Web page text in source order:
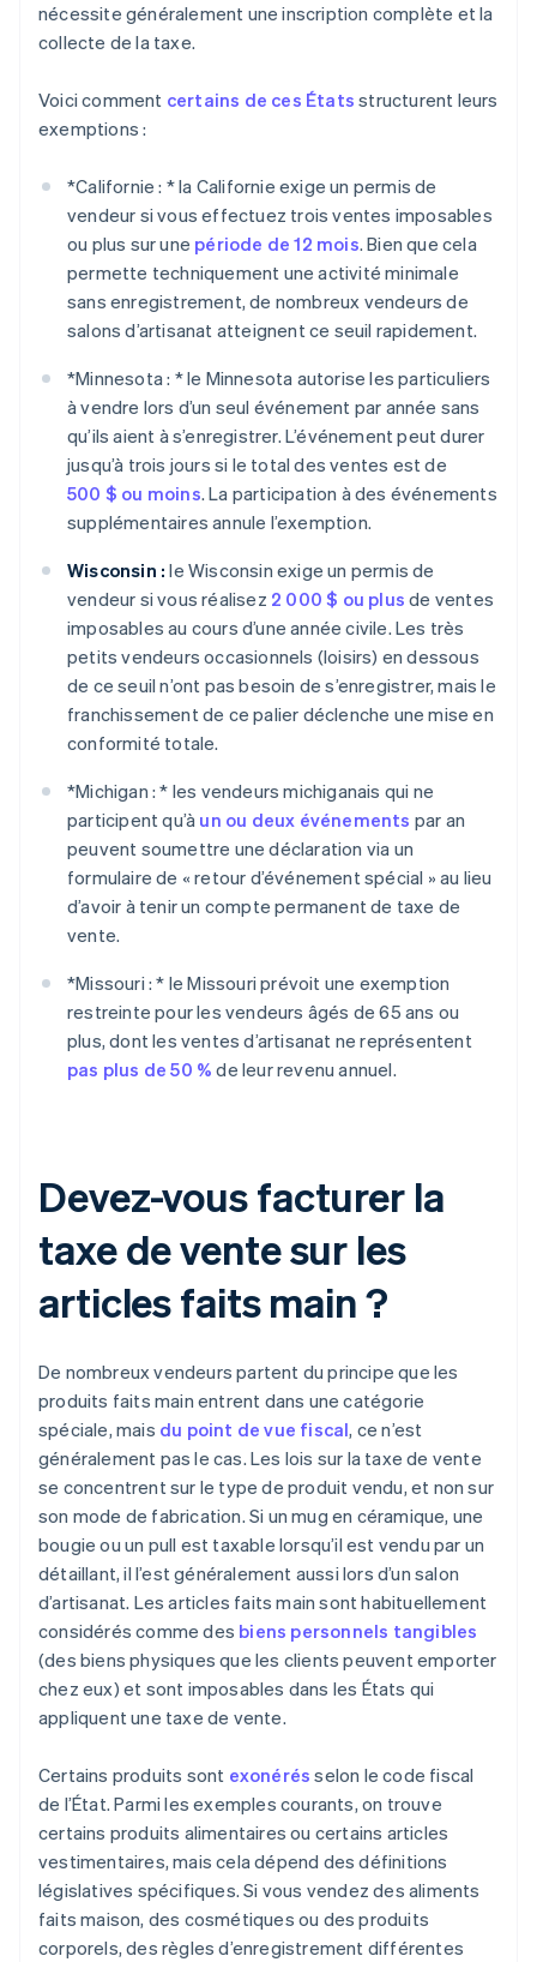
nécessite généralement une inscription complète et la
collecte de la taxe.
Voici comment certains de ces États structurent leurs
exemptions :
*Californie : *la Californie exige un permis de
vendeur si vous effectuez trois ventes imposables
ou plus sur une période de 12 mois. Bien que cela
permette techniquement une activité minimale
sans enregistrement, de nombreux vendeurs de
salons d’artisanat atteignent ce seuil rapidement.
*Minnesota : *le Minnesota autorise les particuliers
à vendre lors d’un seul événement par année sans
qu’ils aient à s’enregistrer. L’événement peut durer
jusqu’à trois jours si le total des ventes est de
500 $ ou moins. La participation à des événements
supplémentaires annule l’exemption.
Wisconsin : le Wisconsin exige un permis de
vendeur si vous réalisez 2 000 $ ou plus de ventes
imposables au cours d’une année civile. Les très
petits vendeurs occasionnels (loisirs) en dessous
de ce seuil n’ont pas besoin de s’enregistrer, mais le
franchissement de ce palier déclenche une mise en
conformité totale.
*Michigan : * les vendeurs michiganais qui ne
participent qu’à un ou deux événements par an
peuvent soumettre une déclaration via un
formulaire de « retour d’événement spécial » au lieu
d’avoir à tenir un compte permanent de taxe de
vente.
*Missouri : * le Missouri prévoit une exemption
restreinte pour les vendeurs âgés de 65 ans ou
plus, dont les ventes d’artisanat ne représentent
pas plus de 50 % de leur revenu annuel.
Devez-vous facturer la
taxe de vente sur les
articles faits main ?
De nombreux vendeurs partent du principe que les
produits faits main entrent dans une catégorie
spéciale, mais du point de vue fiscal, ce n’est
généralement pas le cas. Les lois sur la taxe de vente
se concentrent sur le type de produit vendu, et non sur
son mode de fabrication. Si un mug en céramique, une
bougie ou un pull est taxable lorsqu’il est vendu par un
détaillant, il l’est généralement aussi lors d’un salon
d’artisanat. Les articles faits main sont habituellement
considérés comme des biens personnels tangibles
(des biens physiques que les clients peuvent emporter
chez eux) et sont imposables dans les États qui
appliquent une taxe de vente.
Certains produits sont exonérés selon le code fiscal
de l’État. Parmi les exemples courants, on trouve
certains produits alimentaires ou certains articles
vestimentaires, mais cela dépend des définitions
législatives spécifiques. Si vous vendez des aliments
faits maison, des cosmétiques ou des produits
corporels, des règles d’enregistrement différentes